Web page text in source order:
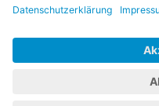
Impressum